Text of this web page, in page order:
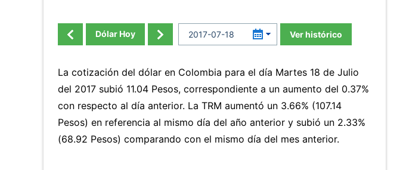
Dólar Hoy Ver histórico
La cotización del dólar en Colombia para el día Martes 18 de Julio
del 2017 subió 11.04 Pesos, correspondiente a un aumento del 0.37%
con respecto al día anterior. La TRM aumentó un 3.66% (107.14
Pesos) en referencia al mismo día del año anterior y subió un 2.33%
(68.92 Pesos) comparando con el mismo día del mes anterior.